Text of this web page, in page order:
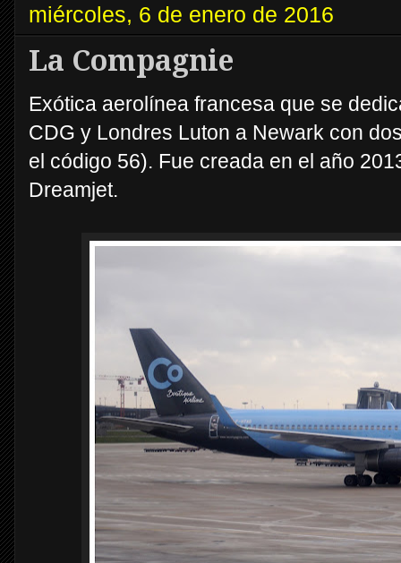
miércoles, 6 de enero de 2016
La Compagnie
Exótica aerolínea francesa que se
CDG y Londres Luton a Newark con
el código 56). Fue creada en el año
Dreamjet.